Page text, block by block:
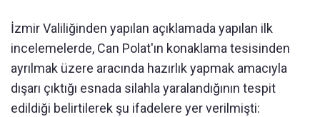
İzmir Valiliğinden yapılan açıklamada yapılan ilk
incelemelerde, Can Polat'ın konaklama tesisinden
ayrılmak üzere aracında hazırlık yapmak amacıyla
dışarı çıktığı esnada silahla yaralandığının tespit
edildiği belirtilerek şu ifadelere yer verilmişti: